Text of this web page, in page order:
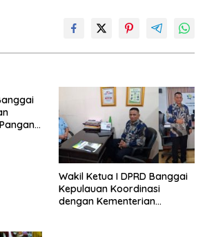
Wakil Ketua I DPRD Banggai
Kepulauan Koordinasi
dengan Kementerian